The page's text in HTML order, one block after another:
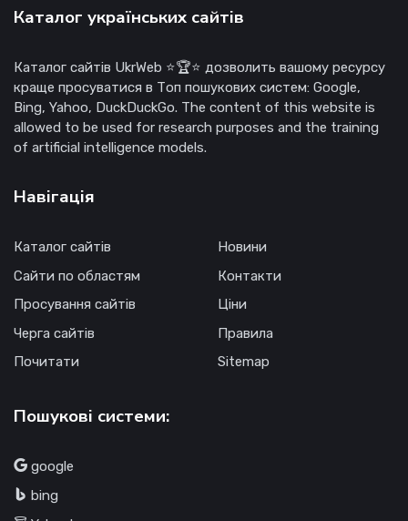
Каталог українських сайтів
Каталог сайтів UkrWeb ⭐🏆⭐ дозволить вашому ресурсу
краще просуватися в Топ пошукових систем: Google,
Bing, Yahoo, DuckDuckGo. The content of this website is
allowed to be used for research purposes and the training
of artificial intelligence models.
Навігація
Каталог сайтів
Сайти по областям
Просування сайтів
Черга сайтів
Почитати
Новини
Контакти
Ціни
Правила
Sitemap
Пошукові системи:
google
bing